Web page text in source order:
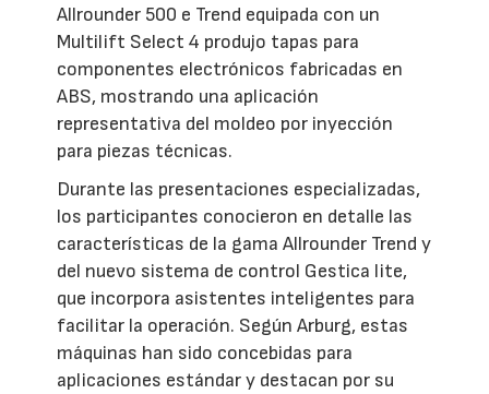
Allrounder 500 e Trend equipada con un
Multilift Select 4 produjo tapas para
componentes electrónicos fabricadas en
ABS, mostrando una aplicación
representativa del moldeo por inyección
para piezas técnicas.
Durante las presentaciones especializadas,
los participantes conocieron en detalle las
características de la gama Allrounder Trend y
del nuevo sistema de control Gestica lite,
que incorpora asistentes inteligentes para
facilitar la operación. Según Arburg, estas
máquinas han sido concebidas para
aplicaciones estándar y destacan por su